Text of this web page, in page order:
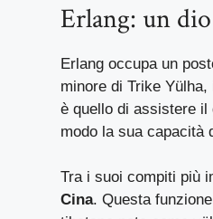
Erlang: un
Erlang occupa un
minore di Trike
è quello di assistere il
modo la sua capacità
Tra i suoi compiti più
Cina. Questa